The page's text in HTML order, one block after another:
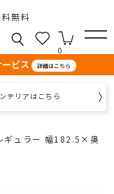
無料
0
ビス 詳細はこちら
テリアはこちら
ギュラー 幅182.5×奥